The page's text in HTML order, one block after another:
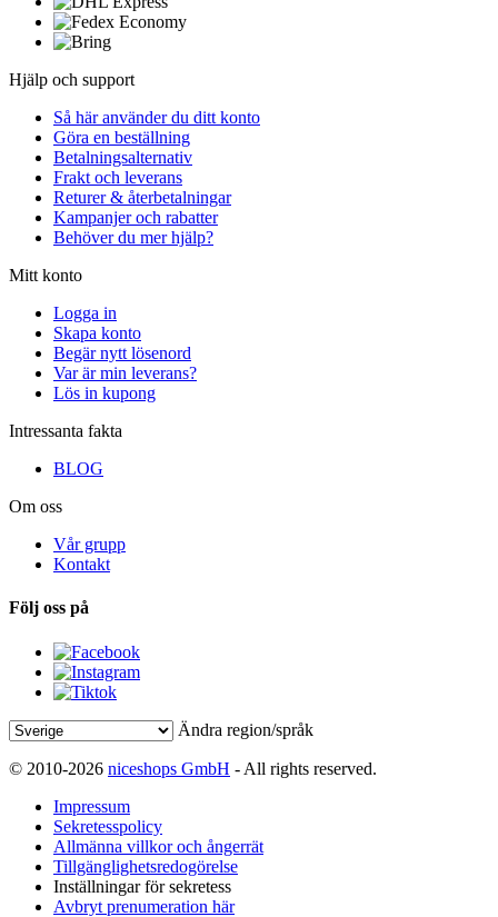
Hjälp och support
Så här använder du ditt konto
Göra en beställning
Betalningsalternativ
Frakt och leverans
Returer & återbetalningar
Kampanjer och rabatter
Behöver du mer hjälp?
Mitt konto
Logga in
Skapa konto
Begär nytt lösenord
Var är min leverans?
Lös in kupong
Intressanta fakta
BLOG
Om oss
Vår grupp
Kontakt
Följ oss på
Ändra region/språk
© 2010-2026 niceshops GmbH - All rights reserved.
Impressum
Sekretesspolicy
Allmänna villkor och ångerrät
Tillgänglighetsredogörelse
Inställningar för sekretess
Avbryt prenumeration här